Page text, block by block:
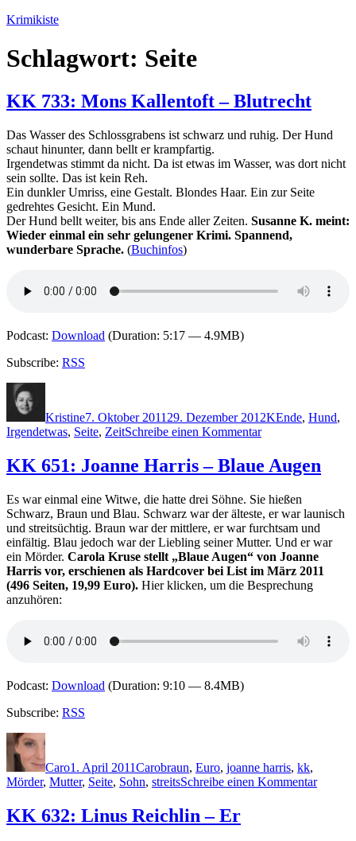
Zum
springen
Krimikiste
Schlagwort: Seite
KK 733: Mons Kallentoft – Blutrecht
Das Wasser des Schlossgrabens ist schwarz und ruhig. Der Hund
schaut hinunter, dann bellt er krampfartig.
Irgendetwas stimmt da nicht. Da ist etwas im Wasser, was dort nicht
sein sollte. Das ist kein Reh.
Ein dunkler Umriss, eine Gestalt. Blondes Haar. Ein zur Seite
gedrehtes Gesicht. Ein Mund.
Der Hund bellt weiter, bis ans Ende aller Zeiten. Susanne K. meint:
Wieder einmal ein sehr gelungener Krimi. Spannend,
wunderbare Sprache. (Buchinfos)
Podcast: Download (Duration: 5:17 — 4.9MB)
Subscribe: RSS
Kristine7. Oktober 2011 29. Dezember 2012KEnde, Hund,
Irgendetwas, Seite, ZeitSchreibe einen Kommentarzu
733:
Mons
–
Blutrecht
KK 651: Joanne Harris – Blaue Augen
Es war einmal eine Witwe, die hatte drei Söhne. Sie hießen
Schwarz, Braun und Blau. Schwarz war der älteste, er war launisch
und streitsüchtig. Braun war der mittlere, er war furchtsam und
einfältig. Blau jedoch war der Liebling seiner Mutter. Und er war
ein Mörder. Carola Kruse stellt „Blaue Augen“ von Joanne
Harris vor, erschienen als Hardcover bei List im März 2011
(496 Seiten, 19,99 Euro). Hier klicken, um die Besprechung
anzuhören:
Podcast: Download (Duration: 9:10 — 8.4MB)
Subscribe: RSS
Autor
Caro1. April 2011Carobraun, Euro, joanne harris, kk,
Mörder, Mutter, Seite, Sohn, streitsSchreibe einen Kommentarzu
KK 632: Linus Reichlin – Er